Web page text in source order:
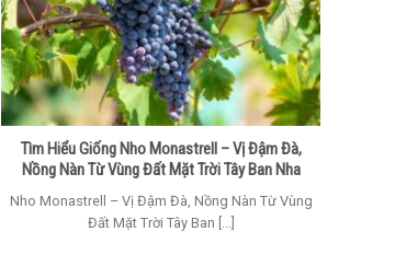
Tìm Hiểu Giống Nho Monastrell – Vị Đậm Đà,
Nồng Nàn Từ Vùng Đất Mặt Trời Tây Ban Nha
Nho Monastrell – Vị Đậm Đà, Nồng Nàn Từ Vùng
Đất Mặt Trời Tây Ban [...]